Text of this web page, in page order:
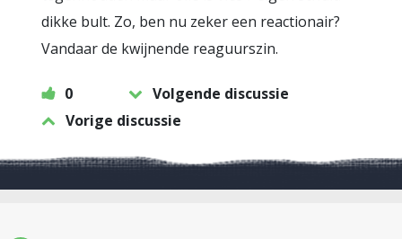
dikke bult. Zo, ben nu zeker een reactionair?
Vandaar de kwijnende reaguurszin.
0
Volgende discussie
Vorige discussie